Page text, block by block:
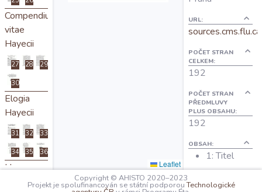
Nápověda
Compendium
vitae
Hayecii
27 28 29
30
Elogia
Hayecii
31 32 33
34 35 36
Hayec-
Praefatio
Leaflet
URL:
POČET STRAN
CELKEM:
192
POČET STRAN
PŘEDMLUVY
PLUS OBSAHU:
192
OBSAH:
1: Titel
13:
Praefatio
Copyright © AHISTO 2020–2023
Projekt je spolufinancován se státní podporouTechnologické